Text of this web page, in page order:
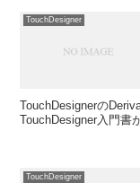
TouchDesigner
TouchDesignerの
TouchDesigner入門書
TouchDesigner